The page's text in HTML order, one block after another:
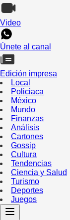
Video
Únete al canal
Edición impresa
Local
Policiaca
México
Mundo
Finanzas
Análisis
Cartones
Gossip
Cultura
Tendencias
Ciencia y Salud
Turismo
Deportes
Juegos